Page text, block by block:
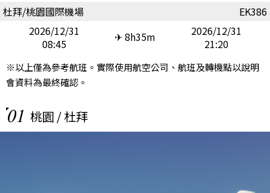
杜拜/桃園國際機場
EK386
2026/12/31
08:45
✈ 8h35m
2026/12/31
21:20
※以上僅為參考航班。實際使用航空公司、航班及轉機點以說明
會資料為最終確認。
01 桃園 / 杜拜